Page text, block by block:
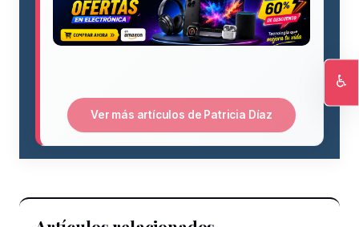
Ver más artículos de Patricia Díaz
♿